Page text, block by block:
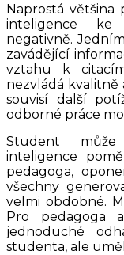
Naprostá
inteligence ke
negativně.
zavádějící
vztahu k
nezvládá kvalitně
souvisí další
odborné práce
Student
inteligence
pedagoga,
všechny
velmi obdobné.
Pro pedagoga
jednoduché
studenta, ale